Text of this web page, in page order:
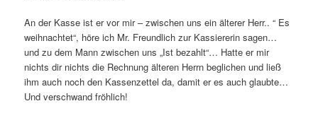
An der Kasse ist er vor mir – zwischen uns ein älterer Herr.. “ Es
weihnachtet“, höre ich Mr. Freundlich zur Kassiererin sagen…
und zu dem Mann zwischen uns „Ist bezahlt“… Hatte er mir
nichts dir nichts die Rechnung älteren Herrn beglichen und ließ
ihm auch noch den Kassenzettel da, damit er es auch glaubte…
Und verschwand fröhlich!